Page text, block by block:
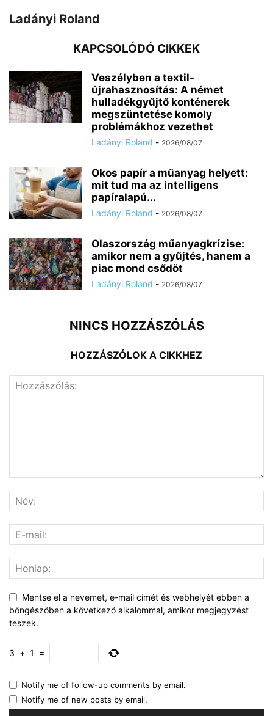
Ladányi Roland
KAPCSOLÓDÓ CIKKEK
Veszélyben a textil-
újrahasznosítás: A német
hulladékgyűjtő konténerek
megszüntetése komoly
problémákhoz vezethet
Ladányi Roland - 2026/08/07
Okos papír a műanyag helyett:
mit tud ma az intelligens
papíralapú...
Ladányi Roland - 2026/08/07
Olaszország műanyagkrízise:
amikor nem a gyűjtés, hanem a
piac mond csődöt
Ladányi Roland - 2026/08/07
NINCS HOZZÁSZÓLÁS
HOZZÁSZÓLOK A CIKKHEZ
Mentse el a nevemet, e-mail címét és webhelyét ebben a
böngészőben a következő alkalommal, amikor megjegyzést
teszek.
3 + 1 =
Notify me of follow-up comments by email.
Notify me of new posts by email.